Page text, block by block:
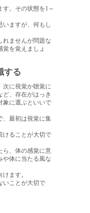
。その状態を1～
いますが、何もし
れませんが問題な
覚を覚えましょ
する
次に視覚か聴覚に
ど、存在がはっき
象に選ぶといいで
、最初は視覚に集
けることが大切で
ら、体の感覚に意
や体に当たる風な
ます。
いことが大切で